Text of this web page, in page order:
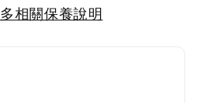
相關保養說明